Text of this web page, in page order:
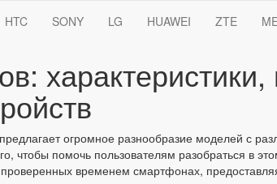
HTC SONY LG HUAWEI ZTE
огромное разнообразие моделей с
чтобы помочь пользователям разобраться в
временем смартфонах,